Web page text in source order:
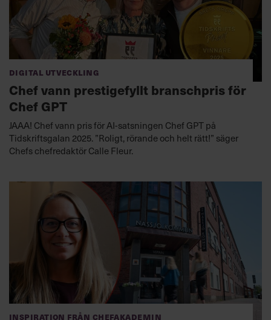
Digital utveckling
Chef vann prestigefyllt branschpris för
Chef GPT
JAAA! Chef vann pris för AI-satsningen Chef GPT på
Tidskriftsgalan 2025. ”Roligt, rörande och helt rätt!” säger
Chefs chefredaktör Calle Fleur.
Inspiration från Chefakademin